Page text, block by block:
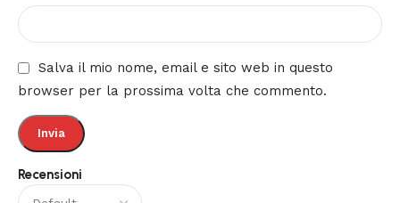
Recensioni
Salva il mio nome, email e sito web in questo
browser per la prossima volta che commento.